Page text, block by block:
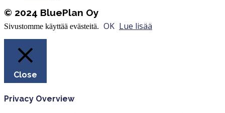
© 2024 BluePlan Oy
Sivustomme käyttää evästeitä. OK Lue lisää
Close
Privacy Overview